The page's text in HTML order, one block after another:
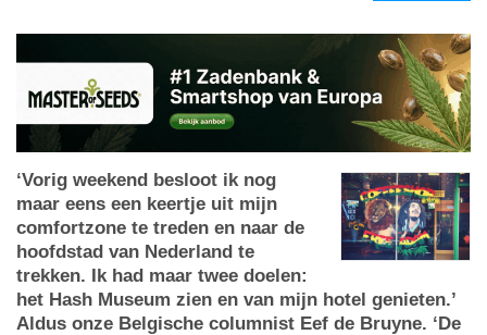
‘Vorig weekend besloot ik nog
maar eens een keertje uit mijn
comfortzone te treden en naar de
hoofdstad van Nederland te
trekken. Ik had maar twee doelen:
het Hash Museum zien en van mijn hotel genieten.’
Aldus onze Belgische columnist Eef de Bruyne. ‘De